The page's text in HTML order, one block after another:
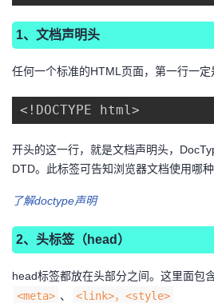
1、文档声明头
任何一个标准的HTML页面，第一行一定
<!DOCTYPE html>
开头的这一行，就是文档声明头，
DTD。此标签可告知浏览器文档使用哪
了解doctype声明
2、头标签（head）
head标签都放在头部分之间。这里面包含
<meta> 、 <link>，<style>